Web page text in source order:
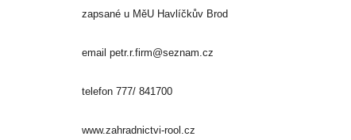
zapsané u MěU Havlíčkův Brod
email petr.r.firm@seznam.cz
telefon 777/ 841700
www.zahradnictvi-rool.cz